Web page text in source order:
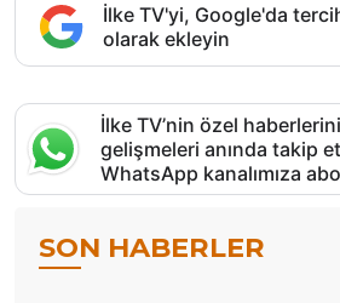
İlke TV'yi, Google'da
olarak ekleyin
İlke TV’nin özel
gelişmeleri anında takip
WhatsApp kanalımıza
SON HABERLER